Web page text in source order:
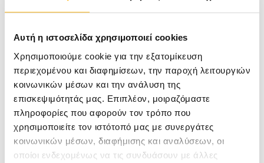
Αυτή η ιστοσελίδα χρησιμοποιεί cookies
Χρησιμοποιούμε cookie για την εξατομίκευση
περιεχομένου και διαφημίσεων, την παροχή λειτουργιών
κοινωνικών μέσων και την ανάλυση της
επισκεψιμότητάς μας. Επιπλέον, μοιραζόμαστε
πληροφορίες που αφορούν τον τρόπο που
χρησιμοποιείτε τον ιστότοπό μας με συνεργάτες
κοινωνικών μέσων, διαφήμισης και αναλύσεων, οι
οποίοι ενδεχομένως να τις συνδυάσουν με άλλες
[/bt_column] [bt_column class="bt-column hidden-
xs hidden-small col-md-2 col-lg-2 center"]
[/bt_column] [/bt_columns]